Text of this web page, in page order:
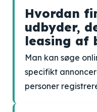
Hvordan
udbyder,
leasing af
Man kan søge
specifikt
personer